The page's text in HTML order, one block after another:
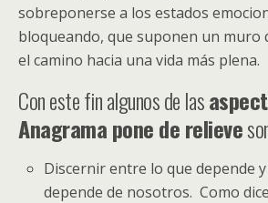
sobreponerse a los estados
bloqueando, que suponen un muro
el camino hacia una vida más plena.
Con este fin algunos de las
Anagrama pone de relieve
Discernir entre lo que depende
depende de nosotros. Como